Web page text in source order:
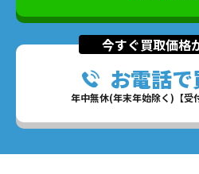
今すぐ買取価格
お電話
年中無休(年末年始除く)【受